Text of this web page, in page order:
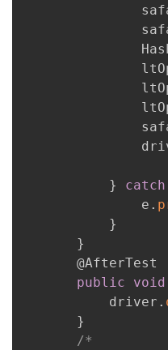
}
catch
               e
.
}
}
       @AfterTest
public
void
           driver
.
}
/*